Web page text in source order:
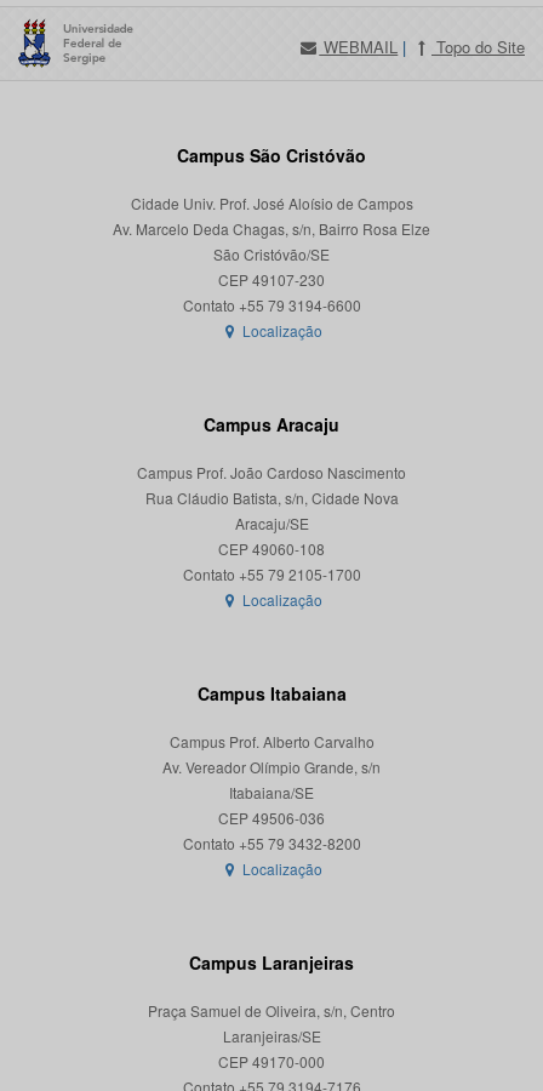
WEBMAIL | Topo do Site
Campus São Cristóvão
Cidade Univ. Prof. José Aloísio de Campos
Av. Marcelo Deda Chagas, s/n, Bairro Rosa Elze
São Cristóvão/SE
CEP 49107-230
Localização
Campus Aracaju
Campus Prof. João Cardoso Nascimento
Rua Cláudio Batista, s/n, Cidade Nova
Aracaju/SE
CEP 49060-108
Localização
Campus Itabaiana
Campus Prof. Alberto Carvalho
Av. Vereador Olímpio Grande, s/n
Itabaiana/SE
CEP 49506-036
Localização
Campus Laranjeiras
Praça Samuel de Oliveira, s/n, Centro
Laranjeiras/SE
CEP 49170-000